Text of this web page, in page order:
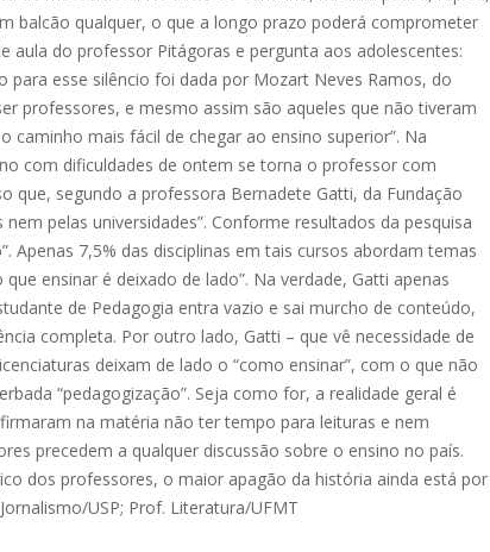
balcão qualquer, o que a longo prazo poderá comprometer
aula do professor Pitágoras e pergunta aos adolescentes:
para esse silêncio foi dada por Mozart Neves Ramos, do
professores, e mesmo assim são aqueles que não tiveram
caminho mais fácil de chegar ao ensino superior”. Na
com dificuldades de ontem se torna o professor com
que, segundo a professora Bernadete Gatti, da Fundação
pelas universidades”. Conforme resultados da pesquisa
Apenas 7,5% das disciplinas em tais cursos abordam temas
ensinar é deixado de lado”. Na verdade, Gatti apenas
de Pedagogia entra vazio e sai murcho de conteúdo,
completa. Por outro lado, Gatti – que vê necessidade de
deixam de lado o “como ensinar”, com o que não
“pedagogização”. Seja como for, a realidade geral é
na matéria não ter tempo para leituras e nem
precedem a qualquer discussão sobre o ensino no país.
dos professores, o maior apagão da história ainda está por
USP; Prof. Literatura/UFMT